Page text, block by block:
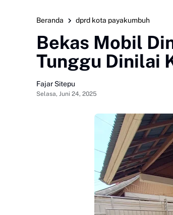
Beranda dprd kota payakumbuh
Bekas Mobil
Tunggu Dinilai
Fajar Sitepu
Selasa, Juni 24, 2025